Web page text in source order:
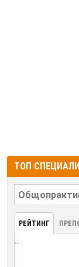
ТОП
РЕЙТИНГ
...